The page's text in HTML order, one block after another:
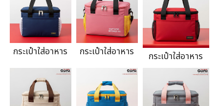
กระเป๋าใส่อาหาร กระเป๋าใส่อาหาร กระเป๋าใส่อาหาร